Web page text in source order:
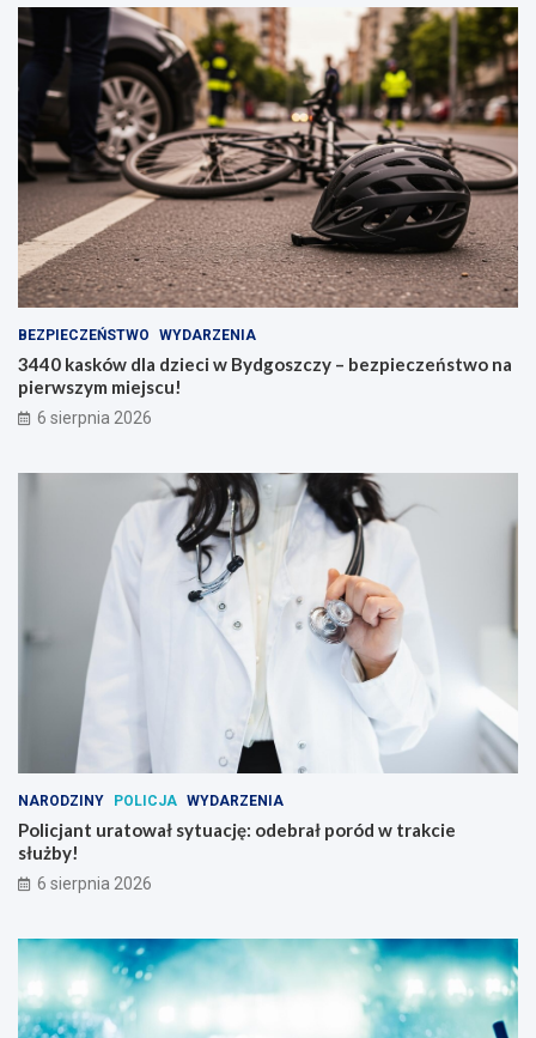
BEZPIECZEŃSTWO WYDARZENIA
3440 kasków dla dzieci w Bydgoszczy – bezpieczeństwo na
pierwszym miejscu!
6 sierpnia 2026
NARODZINY POLICJA WYDARZENIA
Policjant uratował sytuację: odebrał poród w trakcie
służby!
6 sierpnia 2026